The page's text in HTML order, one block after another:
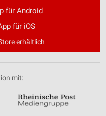
für Android
für iOS
erhältlich
mit: